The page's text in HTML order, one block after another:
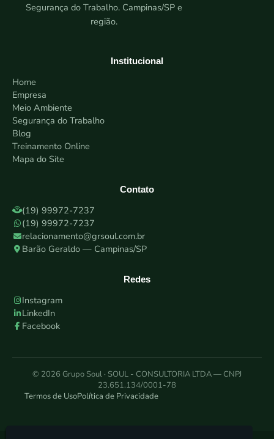
Segurança do Trabalho. Campinas/SP e
região.
Institucional
Home
Empresa
Meio Ambiente
Segurança do Trabalho
Blog
Treinamento Online
Mapa do Site
Contato
(19) 99972-7237
(19) 99972-7237
relacionamento@grsoul.com.br
Barão Geraldo — Campinas/SP
Redes
Instagram
LinkedIn
Facebook
© 2026 Grupo Soul · SOUL - CONSULTORIA LTDA — CNPJ
23.651.134/0001-78
Termos de UsoPolítica de Privacidade